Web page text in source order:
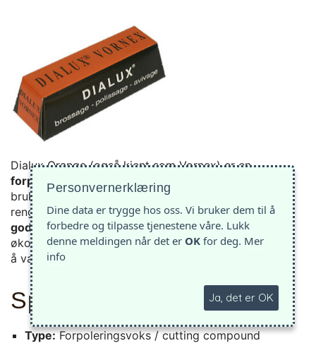
Dialux Orange (også kjent somVornex) er en
forpoleringsvoks
utviklet for harde metaller. Den
brukes til å fjerne riper, slipemerker og
rengjøringslinjer før finpolering. Denhefter svært
godt
på filt, stoffskiver og børster, og er
økonomisk i bruk. Gir en jevn og effektiv cut uten
å være for aggressiv.
Spesifikasjoner
Type:Forpoleringsvoks / cutting compound
Personvernerklæring
Dine data er trygge hos oss. Vi bruker dem til å
forbedre og tilpasse tjenestene våre. Lukk
denne meldingen når det er OK for deg. Mer
info
Ja, det er OK